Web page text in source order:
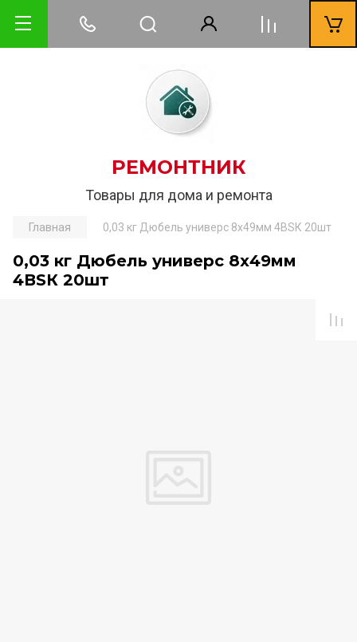
РЕМОНТНИК
Товары для дома и ремонта
Главная 0,03 кг Дюбель универс 8х49мм 4ВSК 20шт
0,03 кг Дюбель универс 8х49мм
4ВSК 20шт